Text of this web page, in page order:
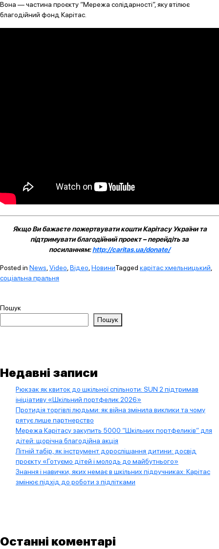
Вона — частина проєкту “Мережа солідарності”, яку втілює
благодійний фонд Карітас.
Якщо Ви бажаєте пожертвувати кошти Карітасу України та
підтримувати благодійний проект – перейдіть за
посиланням:http://caritas.ua/donate/
Posted in News Video Відео НовиниTagged карітас хмельницький
соціальна пральня
Пошук
Пошук
Недавні записи
Рюкзак як квиток до шкільної спільноти: SUN 2 підтримав
ініціативу «Шкільний портфелик 2026»
Протидія торгівлі людьми: як війна змінила виклики та чому
рятує лише партнерство
Мережа Карітасу закупить 5000 “Шкільних портфеликів” для
дітей: щорічна благодійна акція
Літній табір, як інструмент дорослішання дитини: досвід
проєкту «Готуємо дітей і молодь до майбутнього»
Знання і навички, яких немає в шкільних підручниках: Карітас
змінює підхід до роботи з підлітками
Останні коментарі